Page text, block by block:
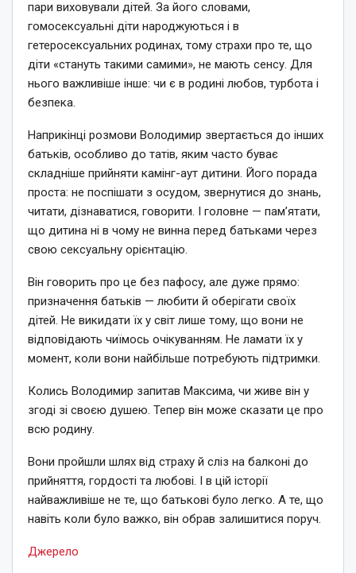
пари виховували дітей. За його словами,
гомосексуальні діти народжуються і в
гетеросексуальних родинах, тому страхи про те, що
діти «стануть такими самими», не мають сенсу. Для
нього важливіше інше: чи є в родині любов, турбота і
безпека.
Наприкінці розмови Володимир звертається до інших
батьків, особливо до татів, яким часто буває
складніше прийняти камінг-аут дитини. Його порада
проста: не поспішати з осудом, звернутися до знань,
читати, дізнаватися, говорити. І головне — пам’ятати,
що дитина ні в чому не винна перед батьками через
свою сексуальну орієнтацію.
Він говорить про це без пафосу, але дуже прямо:
призначення батьків — любити й оберігати своїх
дітей. Не викидати їх у світ лише тому, що вони не
відповідають чиїмось очікуванням. Не ламати їх у
момент, коли вони найбільше потребують підтримки.
Колись Володимир запитав Максима, чи живе він у
згоді зі своєю душею. Тепер він може сказати це про
всю родину.
Вони пройшли шлях від страху й сліз на балконі до
прийняття, гордості та любові. І в цій історії
найважливіше не те, що батькові було легко. А те, що
навіть коли було важко, він обрав залишитися поруч.
Джерело